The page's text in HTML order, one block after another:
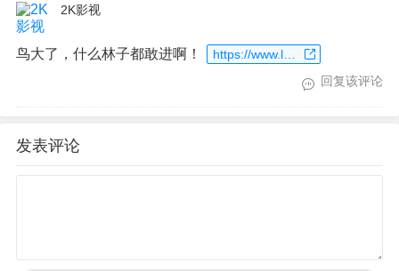
2K影视
鸟大了，什么林子都敢进啊！
回复该评论
发表评论